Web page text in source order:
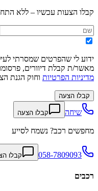
קבלו הצעות עכשיו – ללא
ידוע לי שהפרטים שמסרתי
מאשר/ת קבלת דיוורים,
מדיניות הפרטיות וחוק הגנת
קבלו הצעה
שיחה קבלו הצעה
מחפשים רכב? נשמח לסייע
058-7809093 קבלו
רכבים